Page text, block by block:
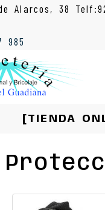
Alarcos, 38
985
[TIENDA